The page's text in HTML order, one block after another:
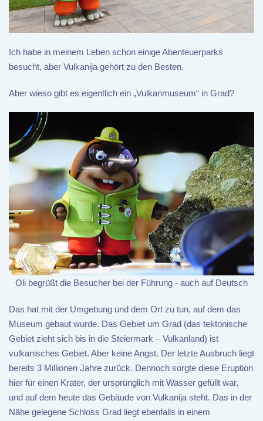
Ich habe in meinem Leben schon einige Abenteuerparks
besucht, aber Vulkanija gehört zu den Besten.
Aber wieso gibt es eigentlich ein „Vulkanmuseum“ in Grad?
Oli begrüßt die Besucher bei der Führung - auch auf Deutsch
Das hat mit der Umgebung und dem Ort zu tun, auf dem das
Museum gebaut wurde. Das Gebiet um Grad (das tektonische
Gebiet zieht sich bis in die Steiermark – Vulkanland) ist
vulkanisches Gebiet. Aber keine Angst. Der letzte Ausbruch liegt
bereits 3 Millionen Jahre zurück. Dennoch sorgte diese Eruption
hier für einen Krater, der ursprünglich mit Wasser gefüllt war,
und auf dem heute das Gebäude von Vulkanija steht. Das in der
Nähe gelegene Schloss Grad liegt ebenfalls in einem